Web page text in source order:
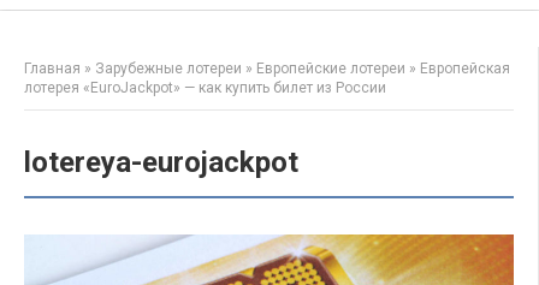
Главная » Зарубежные лотереи » Европейские лотереи » Европейская
лотерея «EuroJackpot» — как купить билет из России
lotereya-eurojackpot